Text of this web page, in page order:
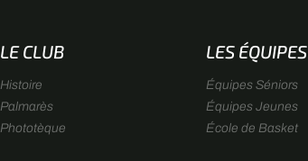
LE CLUB
Histoire
Palmarès
Phototèque
LES ÉQUIPES
Équipes Séniors
Équipes Jeunes
École de Basket